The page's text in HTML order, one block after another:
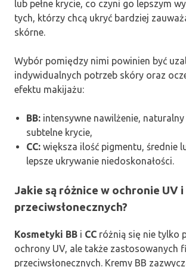
lub pełne krycie, co czyni go lepszym
tych, którzy chcą ukryć bardziej
skórne.
Wybór pomiędzy nimi powinien być
indywidualnych potrzeb skóry oraz
efektu makijażu:
BB: intensywne nawilżenie,
subtelne krycie,
CC: większa ilość pigmentu, średnie
lepsze ukrywanie niedoskonałości.
Jakie są różnice w ochronie UV
przeciwsłonecznych?
Kosmetyki BB i CC różnią się nie tylko
ochrony UV, ale także zastosowanych
przeciwsłonecznych. Kremy BB